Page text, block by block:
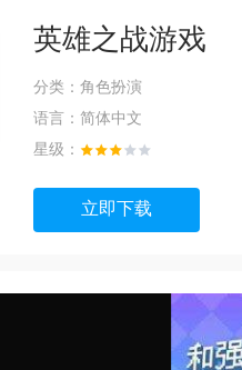
英雄之战游戏
分类： 角色扮演
语言： 简体中文
星级：
立即下载